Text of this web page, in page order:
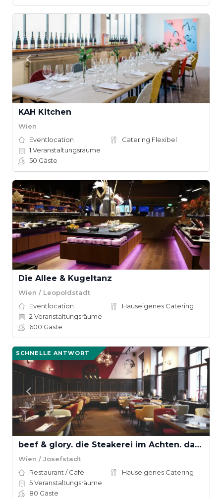
KAH Kitchen
Wien
Eventlocation
Catering Flexibel
1 Veranstaltungsräume
50 Gäste
Die Allee & Kugeltanz
Wien / Leopoldstadt
Eventlocation
Hauseigenes Catering
2 Veranstaltungsräume
600 Gäste
SCHNELLE ANTWORT
beef & glory. die Steakerei im Achten. das Steakhouse in Wien
Wien / Josefstadt
Restaurant / Café
Hauseigenes Catering
5Veranstaltungsräume
80 Gäste